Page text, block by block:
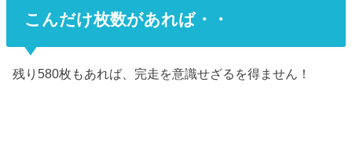
こんだけ枚数があれば・・
残り580枚もあれば、完走を意識せざるを得ません！